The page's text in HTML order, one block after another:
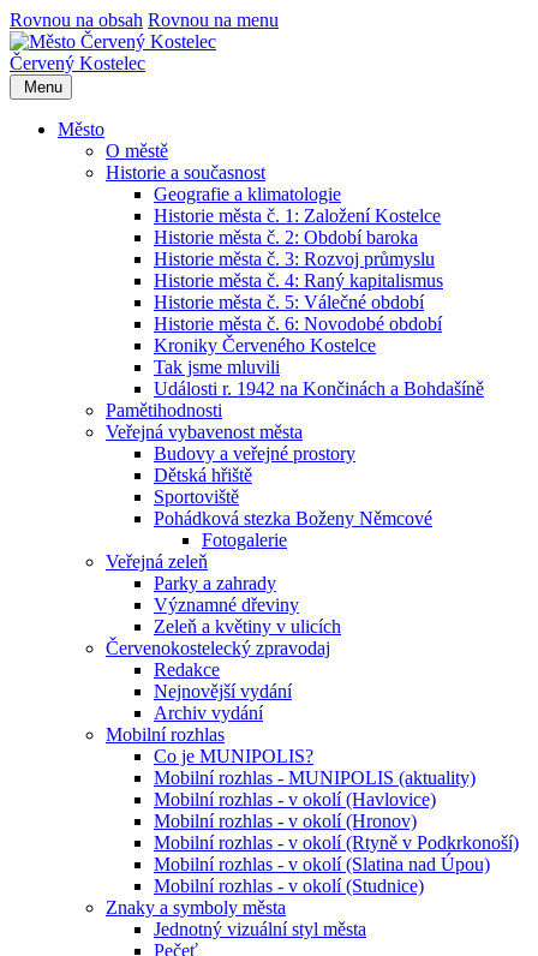
Rovnou na obsah Rovnou na menu
Červený Kostelec
Menu
Město
O městě
Historie a současnost
Geografie a klimatologie
Historie města č. 1: Založení Kostelce
Historie města č. 2: Období baroka
Historie města č. 3: Rozvoj průmyslu
Historie města č. 4: Raný kapitalismus
Historie města č. 5: Válečné období
Historie města č. 6: Novodobé období
Kroniky Červeného Kostelce
Tak jsme mluvili
Události r. 1942 na Končinách a Bohdašíně
Pamětihodnosti
Veřejná vybavenost města
Budovy a veřejné prostory
Dětská hřiště
Sportoviště
Pohádková stezka Boženy Němcové
Fotogalerie
Veřejná zeleň
Parky a zahrady
Významné dřeviny
Zeleň a květiny v ulicích
Červenokostelecký zpravodaj
Redakce
Nejnovější vydání
Archiv vydání
Mobilní rozhlas
Co je MUNIPOLIS?
Mobilní rozhlas - MUNIPOLIS (aktuality)
Mobilní rozhlas - v okolí (Havlovice)
Mobilní rozhlas - v okolí (Hronov)
Mobilní rozhlas - v okolí (Rtyně v Podkrkonoší)
Mobilní rozhlas - v okolí (Slatina nad Úpou)
Mobilní rozhlas - v okolí (Studnice)
Znaky a symboly města
Jednotný vizuální styl města
Pečeť